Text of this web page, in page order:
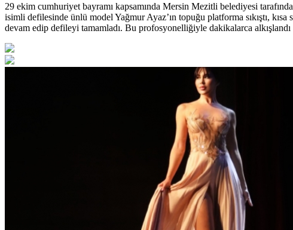
29 ekim cumhuriyet bayramı kapsamında Mersin Mezitli belediyesi
isimli defilesinde ünlü model Yağmur Ayaz’ın topuğu platforma sıkıştı,
devam edip defileyi tamamladı. Bu profosyonelliğiyle dakikalarca alkışlandı